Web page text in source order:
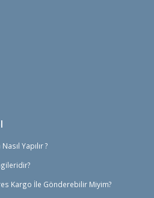
Yapılır ?
Kargo İle Gönderebilir Miyim?